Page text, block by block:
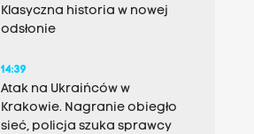
Klasyczna historia w nowej
odsłonie
14:39
Atak na Ukraińców w
Krakowie. Nagranie obiegło
sieć, policja szuka sprawcy